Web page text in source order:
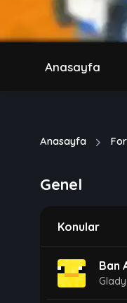
Anasayfa
Anasayfa
Genel
Konular
Ban